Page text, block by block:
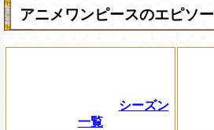
アニメワンピースのエピソ
シーズン
一覧